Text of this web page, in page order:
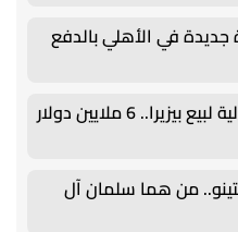
في الأهلي بالدفع
الزمالك يكشف مطالبه المالية لبيع بيزيرا.. 6 ملايين دولار
من هما سلمان آل